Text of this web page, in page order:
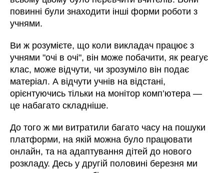
повинні були знаходити інші форми роботи з
учнями.
Ви ж розумієте, що коли викладач працює з
учнями "очі в очі", він може побачити, як реагує
клас, може відчути, чи зрозуміло він подає
матеріал. А відчути учнів на відстані,
орієнтуючись тільки на монітор комп’ютера —
це набагато складніше.
До того ж ми витратили багато часу на пошуки
платформи, на якій можна було працювати
онлайн, та на адаптування дітей до нового
розкладу. Десь у другій половині березня ми